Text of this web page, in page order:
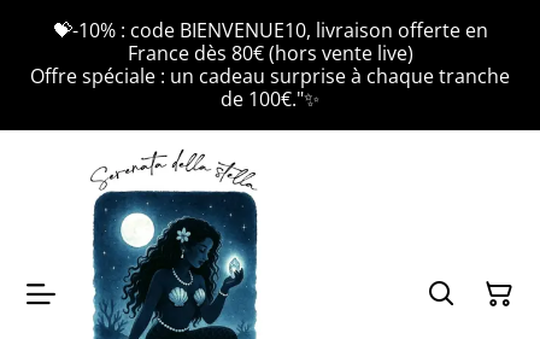
💝-10% : code BIENVENUE10, livraison offerte en
France dès 80€ (hors vente live)
Offre spéciale : un cadeau surprise à chaque tranche
de 100€."✨